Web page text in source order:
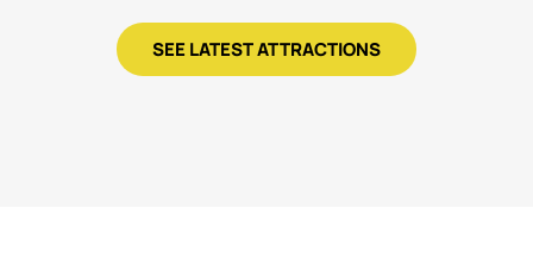
SEE LATEST ATTRACTIONS